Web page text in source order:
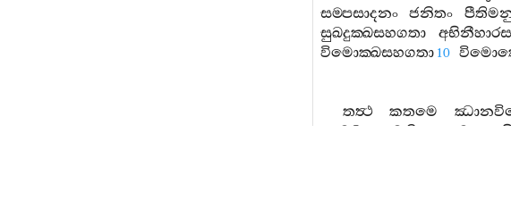
සම‍්පසාදනං
ජනිතං
සුඛදුක‍්ඛසහගතා
විමොක‍්ඛසහගතා 10
තත්‍ථ කතමෙ
කාමධාතුසමතික‍්ක
මනතාපි